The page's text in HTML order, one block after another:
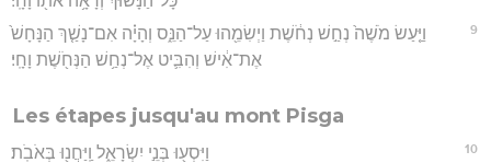
9
וַיַּ֤עַשׂ מֹשֶׁה֙ נְחַ֣שׁ נְחֹ֔שֶׁת וַיְשִׂמֵ֖הוּ עַל־הַנֵּ֑ס וְהָיָ֗ה אִם־נָשַׁ֤ךְ הַנָּחָשׁ֙
אֶת־אִ֔ישׁ וְהִבִּ֛יט אֶל־נְחַ֥שׁ הַנְּחֹ֖שֶׁת וָחָֽי׃
Les étapes jusqu'au mont Pisga
10 וַיִּסְע֖וּ בְּנֵ֣י יִשְׂרָאֵ֑ל וַֽיַּחֲנ֖וּ בְּאֹבֹֽת׃